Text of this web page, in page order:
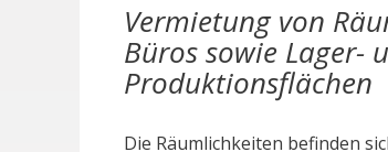
Vermietung von
Büros sowie Lager-
Produktionsflächen
Die Räumlichkeiten befinden